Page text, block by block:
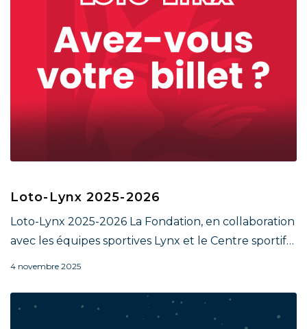
Loto-Lynx 2025-2026
Loto-Lynx 2025-2026 La Fondation, en collaboration
avec les équipes sportives Lynx et le Centre sportif…
4 novembre 2025